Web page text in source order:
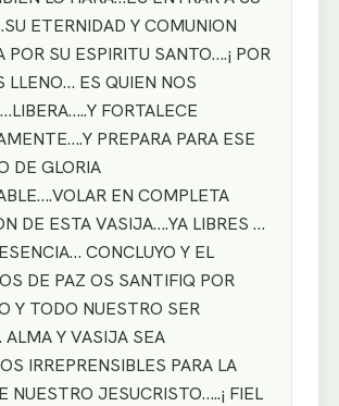
ETERNIDAD Y COMUNION
POR SU ESPIRITU SANTO….¡ POR
LLENO… ES QUIEN NOS
FORTALECE
PREPARA PARA ESE
DE GLORIA
EN COMPLETA
DE ESTA VASIJA….YA LIBRES …
CONCLUYO Y EL
DE PAZ OS SANTIFIQ POR
Y TODO NUESTRO SER
ALMA Y VASIJA SEA
IRREPRENSIBLES PARA LA
NUESTRO JESUCRISTO…..¡ FIEL